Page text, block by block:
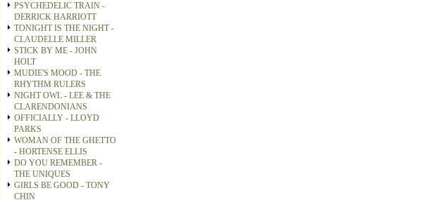
PSYCHEDELIC TRAIN -
DERRICK HARRIOTT
TONIGHT IS THE NIGHT -
CLAUDELLE MILLER
STICK BY ME - JOHN
HOLT
MUDIE'S MOOD - THE
RHYTHM RULERS
NIGHT OWL - LEE & THE
CLARENDONIANS
OFFICIALLY - LLOYD
PARKS
WOMAN OF THE GHETTO
- HORTENSE ELLIS
DO YOU REMEMBER -
THE UNIQUES
GIRLS BE GOOD - TONY
CHIN